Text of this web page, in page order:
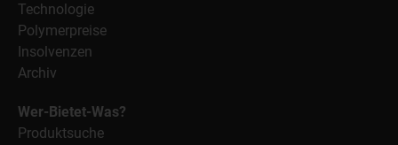
Technologie
Polymerpreise
Insolvenzen
Archiv
Wer-Bietet-Was?
Produktsuche